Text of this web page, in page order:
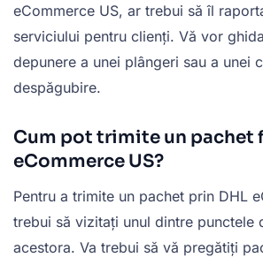
eCommerce US, ar trebui să îl
serviciului pentru clienți. Vă vor
depunere a unei plângeri sau a unei
despăgubire.
Cum pot trimite un pachet
eCommerce US?
Pentru a trimite un pachet prin DHL
trebui să vizitați unul dintre punctele
acestora. Va trebui să vă pregătiți